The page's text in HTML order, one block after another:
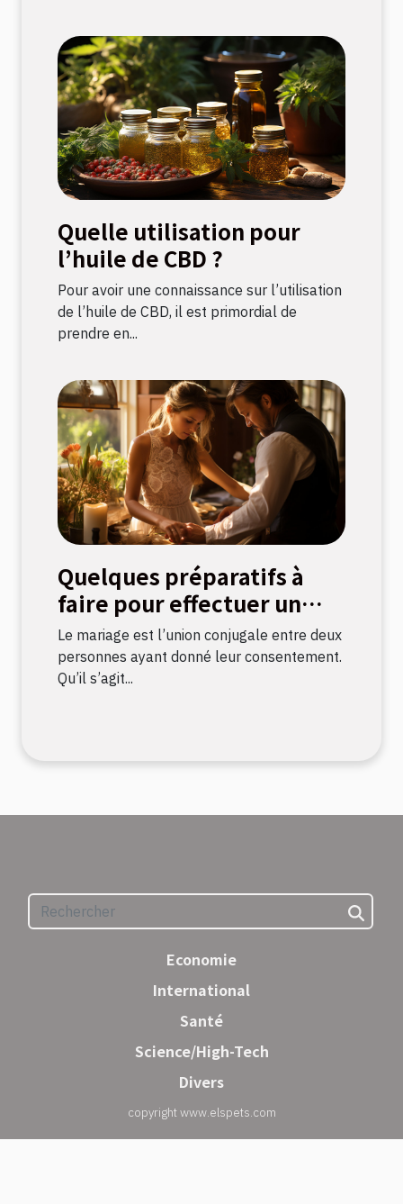
Quelle utilisation pour
l’huile de CBD ?
Pour avoir une connaissance sur l’utilisation
de l’huile de CBD, il est primordial de
prendre en...
Quelques préparatifs à
faire pour effectuer un
mariage civil
Le mariage est l’union conjugale entre deux
personnes ayant donné leur consentement.
Qu’il s’agit...
Economie
International
Santé
Science/High-Tech
Divers
copyright www.elspets.com